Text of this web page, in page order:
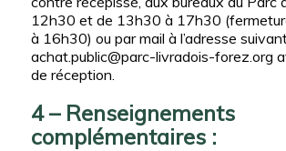
12h30 et de 13h30 à 17h30
à 16h30) ou par mail à l’adresse
achat.public@parc-livradois-forez.org
de réception.
4 – Renseignements
complémentaires :